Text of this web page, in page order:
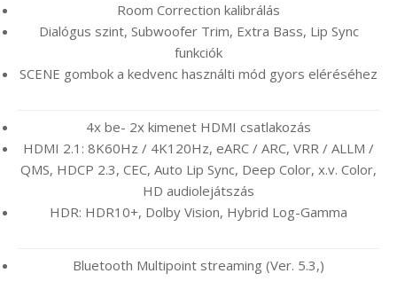
Room Correction kalibrálás
Dialógus szint, Subwoofer Trim, Extra Bass, Lip Sync
funkciók
SCENE gombok a kedvenc használti mód gyors eléréséhez
4x be- 2x kimenet HDMI csatlakozás
HDMI 2.1: 8K60Hz / 4K120Hz, eARC / ARC, VRR / ALLM /
QMS, HDCP 2.3, CEC, Auto Lip Sync, Deep Color, x.v. Color,
HD audiolejátszás
HDR: HDR10+, Dolby Vision, Hybrid Log-Gamma
Bluetooth Multipoint streaming (Ver. 5.3,)